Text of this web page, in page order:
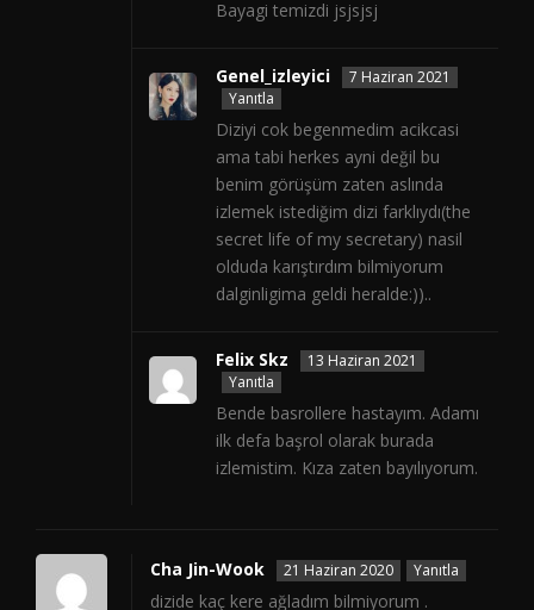
Bayagi temizdi jsjsjsj
Genel_izleyici
7 Haziran 2021
Yanıtla
Diziyi cok begenmedim acikcasi
ama tabi herkes ayni değil bu
benim görüşüm zaten aslında
izlemek istediğim dizi farklıydı(the
secret life of my secretary) nasil
olduda karıştırdım bilmiyorum
dalginligima geldi heralde:))..
Felix Skz
13 Haziran 2021
Yanıtla
Bende basrollere hastayım. Adamı
ilk defa başrol olarak burada
izlemistim. Kıza zaten bayılıyorum.
Cha Jin-Wook 21 Haziran 2020 Yanıtla
dizide kaç kere ağladım bilmiyorum .